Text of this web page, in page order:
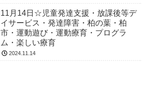
11月14日☆児童発達支援・放課後等デ
イサービス・発達障害・柏の葉・柏
市・運動遊び・運動療育・プログラ
ム・楽しい療育
2024.11.14